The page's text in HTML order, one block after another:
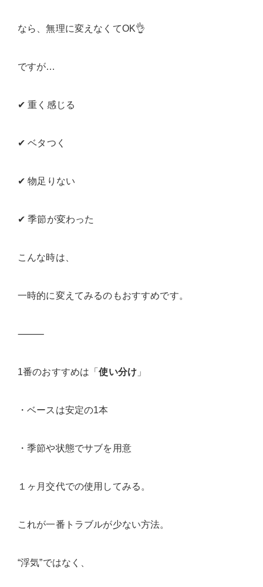
なら、無理に変えなくてOK👌
ですが…
✔ 重く感じる
✔ ベタつく
✔ 物足りない
✔ 季節が変わった
こんな時は、
一時的に変えてみるのもおすすめです。
⸻
1番のおすすめは「使い分け 」
・ベースは安定の1本
・季節や状態でサブを用意
１ヶ月交代での使用してみる。
これが一番トラブルが少ない方法。
“浮気”ではなく、